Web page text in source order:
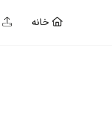
خانه